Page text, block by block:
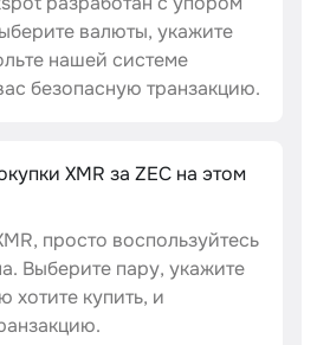
валюты, укажите
нашей системе
безопасную транзакцию.
XMR за ZEC на этом
просто воспользуйтесь
Выберите пару, укажите
хотите купить, и